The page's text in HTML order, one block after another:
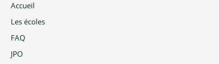
Accueil
Les écoles
FAQ
JPO